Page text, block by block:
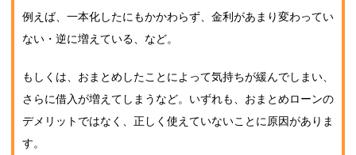
例えば、一本化したにもかかわらず、金利があまり変わってい
ない・逆に増えている、など。
もしくは、おまとめしたことによって気持ちが緩んでしまい、
さらに借入が増えてしまうなど。いずれも、おまとめローンの
デメリットではなく、正しく使えていないことに原因がありま
す。